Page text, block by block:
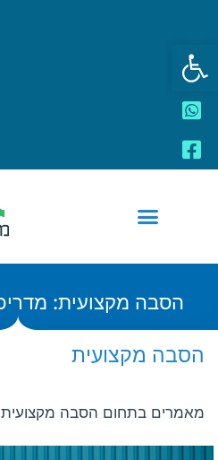
פתח סרגל נגישות
הסבה מקצועית:
הסבה מקצועית
מאמרים בתחום הסבה מקצועית